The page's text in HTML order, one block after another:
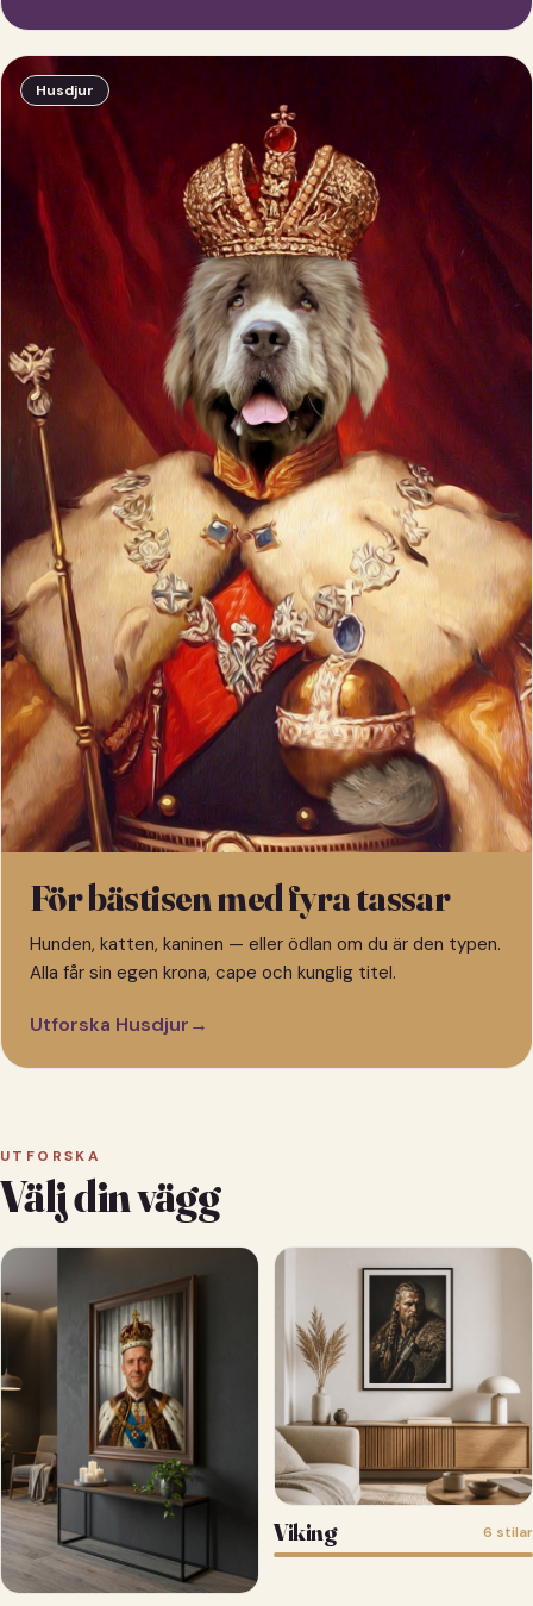
Husdjur
För bästisen med fyra tassar
Hunden, katten, kaninen — eller ödlan om du är den typen.
Alla får sin egen krona, cape och kunglig titel.
Utforska Husdjur→
UTFORSKA
Välj din vägg
Viking 6 stilar